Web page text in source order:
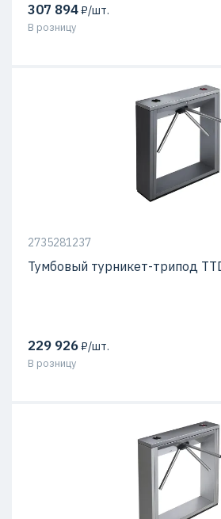
307 894₽/шт.
В розницу
2735281237
Тумбовый турникет-трипод
229 926₽/шт.
В розницу